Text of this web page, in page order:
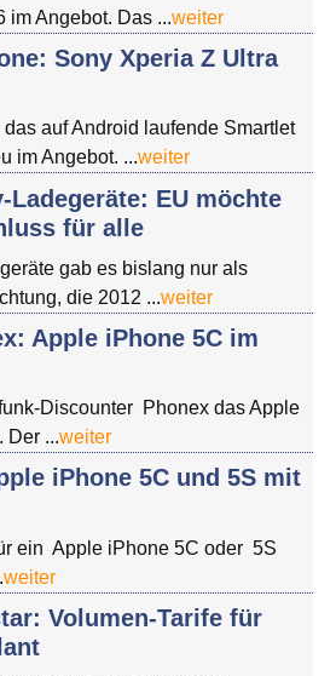
im Angebot. Das ...weiter
Sony Xperia Z Ultra
auf Android laufende Smartlet
im Angebot. ...weiter
Ladegeräte: EU möchte
für alle
gab es bislang nur als
die 2012 ...weiter
Apple iPhone 5C im
Discounter Phonex das Apple
Der ...weiter
iPhone 5C und 5S mit
ein Apple iPhone 5C oder 5S
weiter
Volumen-Tarife für